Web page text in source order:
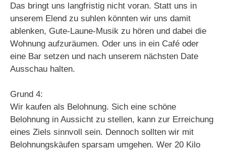
Das bringt uns langfristig nicht voran. Statt uns in
unserem Elend zu suhlen könnten wir uns damit
ablenken, Gute-Laune-Musik zu hören und dabei die
Wohnung aufzuräumen. Oder uns in ein Café oder
eine Bar setzen und nach unserem nächsten Date
Ausschau halten.
Grund 4:
Wir kaufen als Belohnung. Sich eine schöne
Belohnung in Aussicht zu stellen, kann zur Erreichung
eines Ziels sinnvoll sein. Dennoch sollten wir mit
Belohnungskäufen sparsam umgehen. Wer 20 Kilo